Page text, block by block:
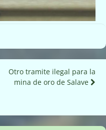
Otro tramite ilegal para la
mina de oro de Salave